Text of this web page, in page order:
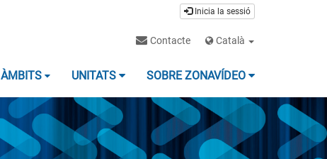
Inicia la sessió
Contacte Català
ÀMBITS UNITATS SOBRE ZONAVÍDEO